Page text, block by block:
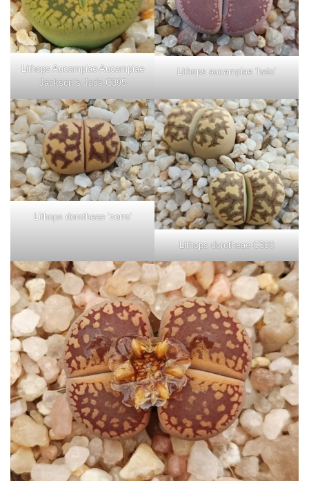
Lithops Aucampiae Aucampiae
Jackson`s Jade C395
Lithops aucampiae ‘halo’
Lithops dorotheae ‘zorro’
Lithops dorotheae C300